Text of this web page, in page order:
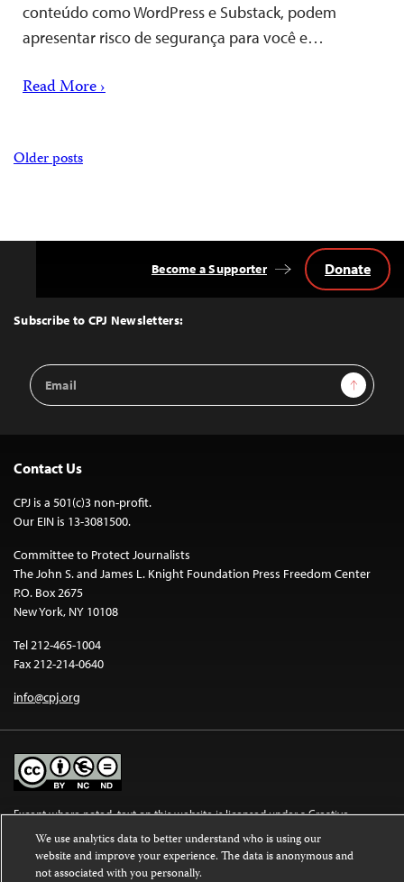
conteúdo como WordPress e Substack, podem
apresentar risco de segurança para você e…
Read More ›
Posts
Older posts
Top
Subscribe to CPJ Newsletters:
Email
Address
Sign Up
Become a Supporter Donate
Contact Us
CPJ is a 501(c)3 non-profit.
Our EIN is 13-3081500.
Committee to Protect Journalists
The John S. and James L. Knight Foundation Press Freedom Center
P.O. Box 2675
New York, NY 10108
Tel 212-465-1004
Fax 212-214-0640
info@cpj.org
Except where noted, text on this website is licensed under aCreative
License.
Images and other media are not covered by the Creative Commons license.
We use analytics data to better understand who is using our
website and improve your experience. The data is anonymous and
not associated with you personally.